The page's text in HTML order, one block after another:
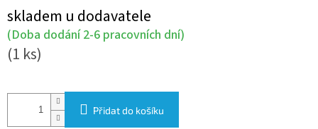
cena:
skladem u dodavatele
(Doba dodání 2-6 pracovních dní)
(1 ks)
Přidat do košíku